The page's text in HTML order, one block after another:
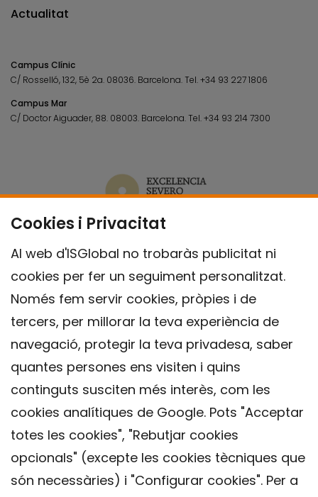
Cookies i Privacitat
Al web d'ISGlobal no trobaràs publicitat ni
cookies per fer un seguiment personalitzat.
Només fem servir cookies, pròpies i de
tercers, per millorar la teva experiència de
navegació, protegir la teva privadesa, saber
quantes persones ens visiten i quins
continguts susciten més interès, com les
cookies analítiques de Google. Pots "Acceptar
totes les cookies", "Rebutjar cookies
opcionals" (excepte les cookies tècniques que
són necessàries) i "Configurar cookies". Per a
Actualitat
Campus Clínic
C/ Rosselló, 132, 5è 2a. 08036. Barcelona.Tel.+34 93 227 1806
Campus Mar
C/ Doctor Aiguader, 88. 08003. Barcelona.Tel.+34 93 214 7300
Contacte